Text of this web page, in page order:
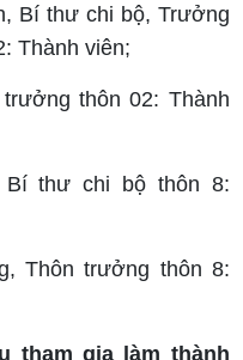
Bí thư chi bộ, Trưởng
Thành viên;
thôn 02: Thành
Bí thư chi bộ thôn 8:
Thôn trưởng thôn 8:
tham gia làm thành